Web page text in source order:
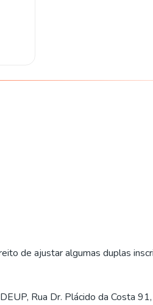
de ajustar algumas duplas
Rua Dr. Plácido da Costa